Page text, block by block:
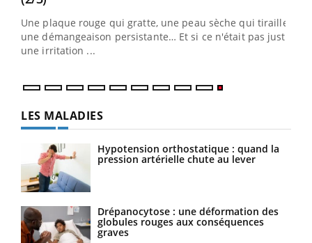
Une plaque rouge qui gratte, une peau sèche qui tiraille,
une démangeaison persistante… Et si ce n'était pas juste
une irritation ...
LES MALADIES
Hypotension orthostatique : quand la
pression artérielle chute au lever
Drépanocytose : une déformation des
globules rouges aux conséquences
graves